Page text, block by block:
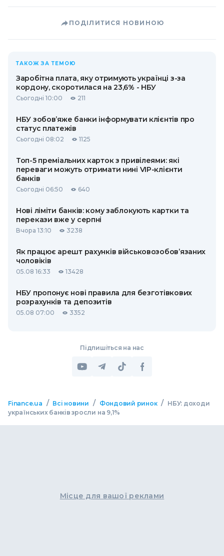
ПОДІЛИТИСЯ НОВИНОЮ
ТАКОЖ ЗА ТЕМОЮ
Заробітна плата, яку отримують українці з-за
кордону, скоротилася на 23,6% - НБУ
Сьогодні 10:00 211
НБУ зобов’яже банки інформувати клієнтів про
статус платежів
Сьогодні 08:02 1125
Топ-5 преміальних карток з привілеями: які
переваги можуть отримати нині VIP-клієнти
банків
Сьогодні 06:50 640
Нові ліміти банків: кому заблокують картки та
перекази вже у серпні
Вчора 13:10 3238
Як працює арешт рахунків військовозобов’язаних
чоловіків
05.08 16:33 13428
НБУ пропонує нові правила для безготівкових
розрахунків та депозитів
05.08 07:00 3352
Підпишіться на нас
Finance.ua / Всі новини / Фондовий ринок / НБУ: доходи
українських банків зросли на 9,1%
Місце для вашої реклами